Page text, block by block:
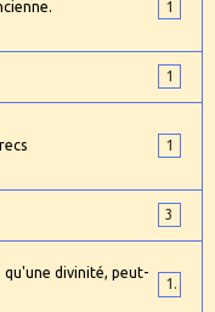
1
1
1
3
qu'une divinité, peut-
1